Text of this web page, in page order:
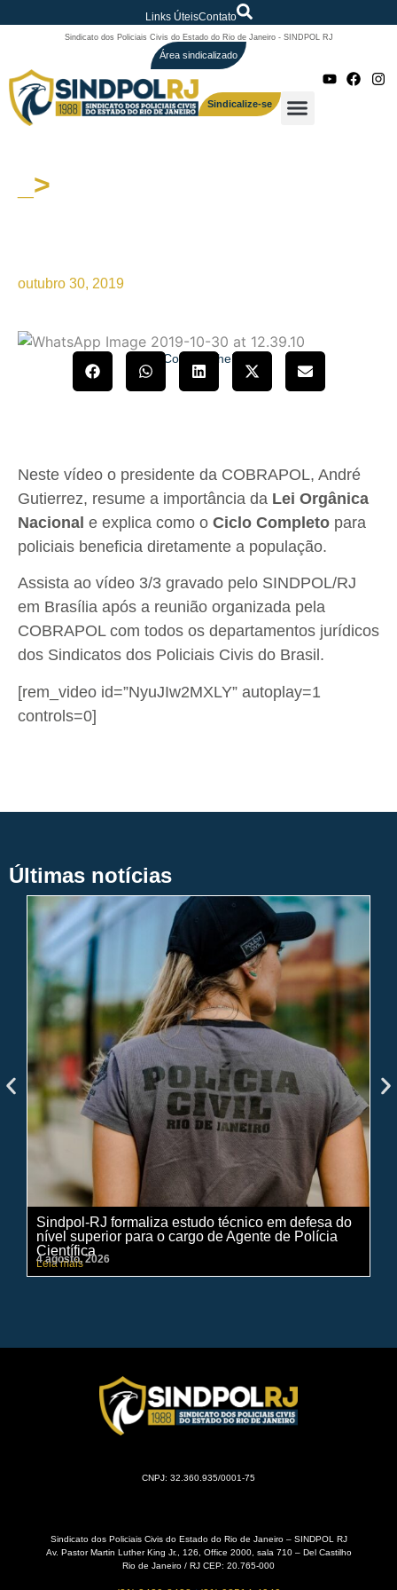
Links ÚteisContato
Sindicato dos Policiais Civis do Estado do Rio de Janeiro - SINDPOL RJ
Área sindicalizado
Sindicalize-se
_>
outubro 30, 2019
Compartilhe!
Neste vídeo o presidente da COBRAPOL, André
Gutierrez, resume a importância da Lei Orgânica
Nacional e explica como o Ciclo Completo para
policiais beneficia diretamente a população.
Assista ao vídeo 3/3 gravado pelo SINDPOL/RJ
em Brasília após a reunião organizada pela
COBRAPOL com todos os departamentos jurídicos
dos Sindicatos dos Policiais Civis do Brasil.
[rem_video id=”NyuJIw2MXLY” autoplay=1
controls=0]
Últimas notícias
Sindpol-RJ formaliza estudo técnico em defesa do
nível superior para o cargo de Agente de Polícia
Científica
Leia mais
4 agosto, 2026
CNPJ: 32.360.935/0001-75
Sindicato dos Policiais Civis do Estado do Rio de Janeiro – SINDPOL RJ
Av. Pastor Martin Luther King Jr., 126, Office 2000, sala 710 – Del Castilho
Rio de Janeiro / RJ CEP: 20.765-000